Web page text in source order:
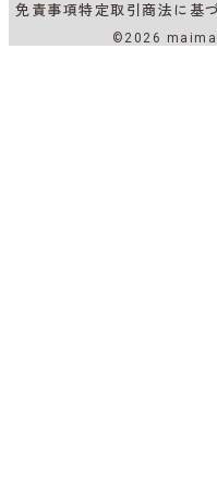
免責事項特定取引商法に基
©2026